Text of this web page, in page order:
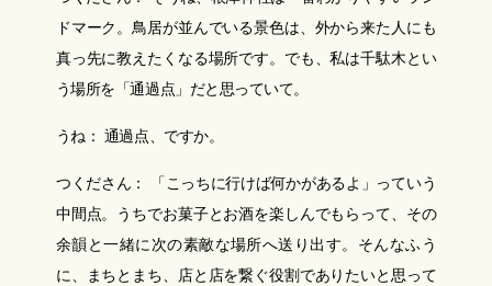
ドマーク。鳥居が並んでいる景色は、外から来た人にも
真っ先に教えたくなる場所です。でも、私は千駄木とい
う場所を「通過点」だと思っていて。
うね： 通過点、ですか。
つくださん： 「こっちに行けば何かがあるよ」っていう
中間点。うちでお菓子とお酒を楽しんでもらって、その
余韻と一緒に次の素敵な場所へ送り出す。そんなふう
に、まちとまち、店と店を繋ぐ役割でありたいと思って